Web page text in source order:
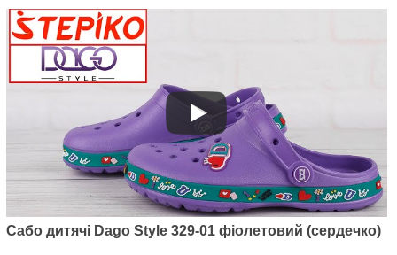
Артикул: M6001-06
Дитячі утеплені крокси Dago
Style M6001-06 (фіолет)
375грн.
Сабо дитячі Dago Style 329-01 фіолетовий (сердечко)